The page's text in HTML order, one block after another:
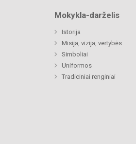
Mokykla-darželis
Istorija
Misija, vizija, vertybės
Simboliai
Uniformos
Tradiciniai renginiai